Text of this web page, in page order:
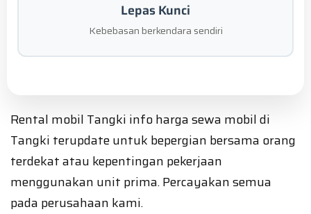
Lepas Kunci
Kebebasan berkendara sendiri
Rental mobil Tangki info harga sewa mobil di
Tangki terupdate untuk bepergian bersama orang
terdekat atau kepentingan pekerjaan
menggunakan unit prima. Percayakan semua
pada perusahaan kami.